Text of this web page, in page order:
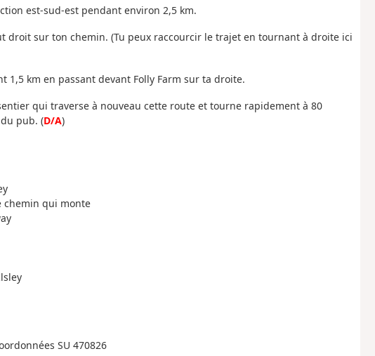
est-sud-est pendant environ 2,5 km.
droit sur ton chemin. (Tu peux raccourcir le trajet en tournant à droite ici
km en passant devant Folly Farm sur ta droite.
qui traverse à nouveau cette route et tourne rapidement à 80
pub. (D/A)
chemin qui monte
SU 470826